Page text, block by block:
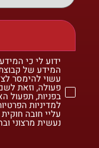
ידוע לי כי
המידע של
עשוי להימסר
פעולה, וזאת
בפניות, תפעול
למדיניות
עליי חובה
נעשית מרצוני